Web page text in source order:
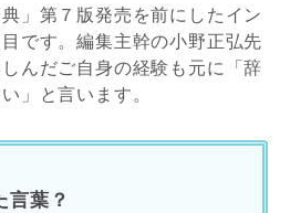
」第７版発売を前にしたイン
です。編集主幹の小野正弘先
んだご自身の経験も元に「辞
」と言います。
言葉？